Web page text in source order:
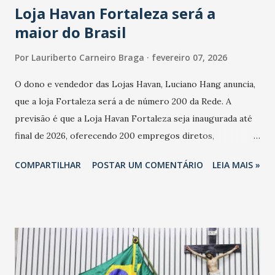
Loja Havan Fortaleza será a
maior do Brasil
Por Lauriberto Carneiro Braga fevereiro 07, 2026
O dono e vendedor das Lojas Havan, Luciano Hang anuncia,
que a loja Fortaleza será a de número 200 da Rede. A
previsão é que a Loja Havan Fortaleza seja inaugurada até
final de 2026, oferecendo 200 empregos diretos,
Havan Fortaleza ainda não foi anunciada oficialmente, mas
COMPARTILHAR POSTAR UM COMENTÁRIO LEIA MAIS »